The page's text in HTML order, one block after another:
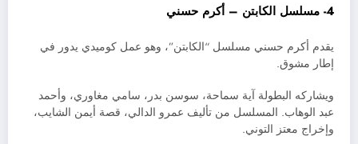
4- مسلسل الكابتن – أكرم حسني
يقدم أكرم حسني مسلسل “الكابتن”، وهو عمل كوميدي يدور في
إطار مشوق.
ويشاركه البطولة آية سماحة، سوسن بدر، سامي مغاوري، وأحمد
عبد الوهاب. المسلسل من تأليف عمرو الدالي، قصة أيمن الشايب،
وإخراج معتز التوني.